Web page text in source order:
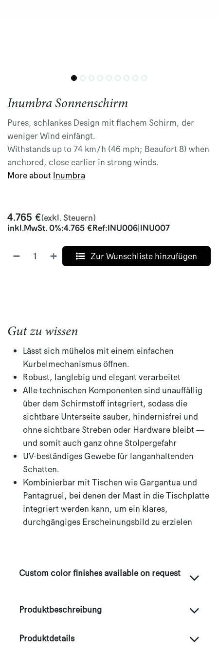
Inumbra Sonnenschirm
Pures, schlankes Design mit flachem Schirm, der
weniger Wind einfängt.
Withstands up to 74 km/h (46 mph; Beaufort 8) when
anchored, close earlier in strong winds.
More about Inumbra​
4.765 €(exkl. Steuern)
inkl.MwSt. 0%:4.765 €Ref:INU006|INU007
Zur Wunschliste hinzufügen
Gut zu wissen
Lässt sich mühelos mit einem einfachen
Kurbelmechanismus öffnen.
Robust, langlebig und elegant verarbeitet​
Alle technischen Komponenten sind unauffällig
über dem Schirmstoff integriert, sodass die
sichtbare Unterseite sauber, hindernisfrei und
ohne sichtbare Streben oder Hardware bleibt —
und somit auch ganz ohne Stolpergefahr​
UV-beständiges Gewebe für langanhaltenden
Schatten.
Kombinierbar mit Tischen wie Gargantua und
Pantagruel, bei denen der Mast in die Tischplatte
integriert werden kann, um ein klares,
durchgängiges Erscheinungsbild zu erzielen
Custom color finishes available on request
Produktbeschreibung
Produktdetails